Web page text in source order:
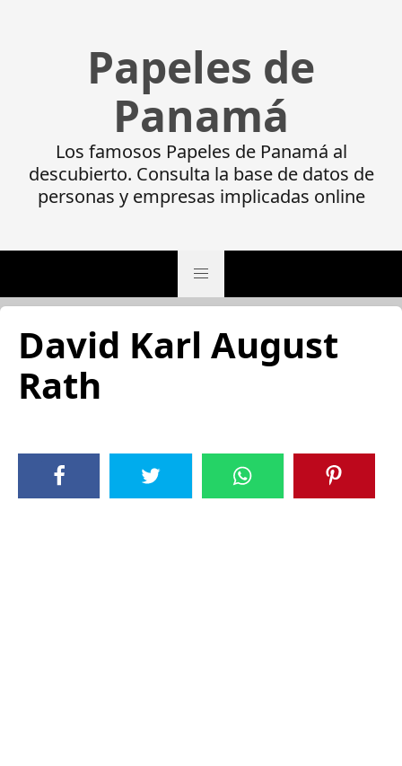
Papeles de
Panamá
Los famosos Papeles de Panamá al
descubierto. Consulta la base de datos de
personas y empresas implicadas online
David Karl August
Rath